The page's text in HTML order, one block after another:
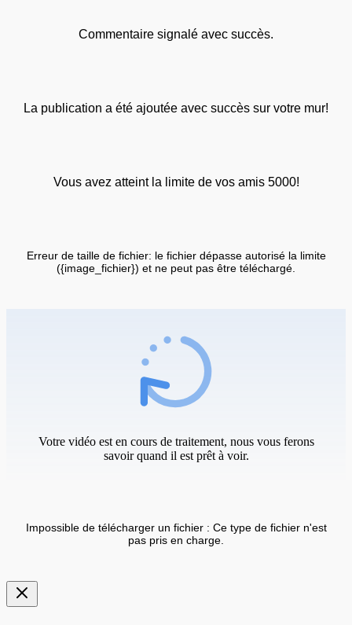
Commentaire signalé avec succès.
La publication a été ajoutée avec succès sur votre mur!
Vous avez atteint la limite de vos amis 5000!
Erreur de taille de fichier: le fichier dépasse autorisé la limite
({image_fichier}) et ne peut pas être téléchargé.
Votre vidéo est en cours de traitement, nous vous ferons
savoir quand il est prêt à voir.
Impossible de télécharger un fichier : Ce type de fichier n'est
pas pris en charge.